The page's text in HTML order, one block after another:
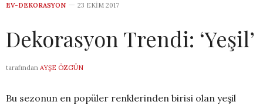
EV-DEKORASYON 23 EKIM 2017
Dekorasyon Trendi: ‘Yeşil’
tarafından AYŞE ÖZGÜN
Bu sezonun en popüler renklerinden birisi olan yeşil